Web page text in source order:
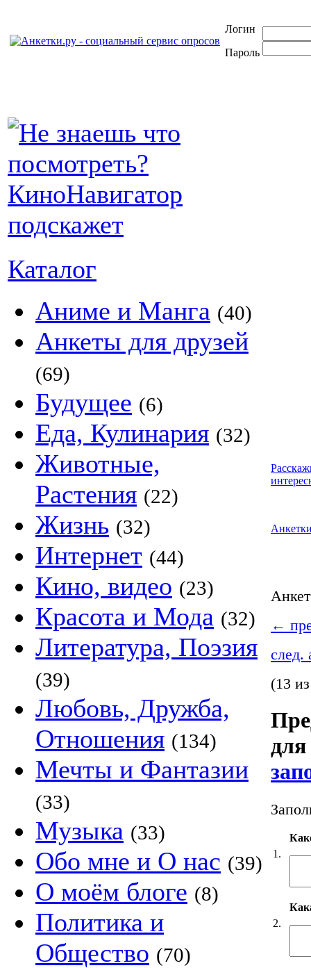
Логин
Пароль
Каталог
Аниме и Манга (40)
Анкеты для друзей
(69)
Будущее (6)
Еда, Кулинария (32)
Животные,
Растения (22)
Жизнь (32)
Интернет (44)
Кино, видео (23)
Красота и Мода (32)
Литература, Поэзия
(39)
Любовь, Дружба,
Отношения (134)
Мечты и Фантазии
(33)
Музыка (33)
Обо мне и О нас (39)
О моём блоге (8)
Политика и
Общество (70)
←
след.
(13
1.
2.